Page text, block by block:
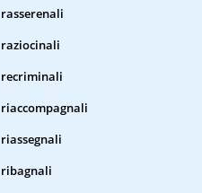
rasserenali
raziocinali
recriminali
riaccompagnali
riassegnali
ribagnali